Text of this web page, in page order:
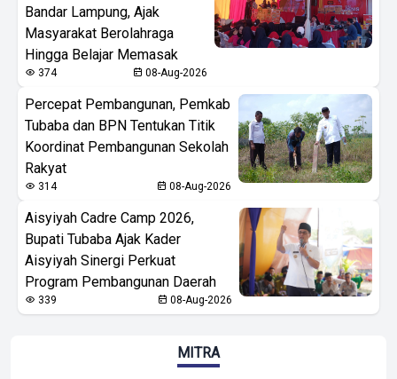
Bandar Lampung, Ajak
Masyarakat Berolahraga
Hingga Belajar Memasak
374 08-Aug-2026
Percepat Pembangunan, Pemkab
Tubaba dan BPN Tentukan Titik
Koordinat Pembangunan Sekolah
Rakyat
314 08-Aug-2026
Aisyiyah Cadre Camp 2026,
Bupati Tubaba Ajak Kader
Aisyiyah Sinergi Perkuat
Program Pembangunan Daerah
339 08-Aug-2026
MITRA